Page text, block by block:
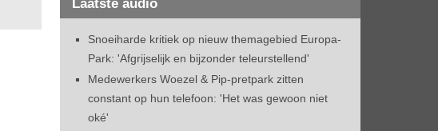
Laatste audio
Snoeiharde kritiek op nieuw themagebied Europa-
Park: 'Afgrijselijk en bijzonder teleurstellend'
Medewerkers Woezel & Pip-pretpark zitten
constant op hun telefoon: 'Het was gewoon niet
oké'